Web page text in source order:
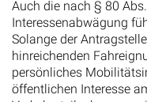
Auch die nach § 80
Interessenabwägung
Solange der
hinreichenden
persönliches
öffentlichen Interesse